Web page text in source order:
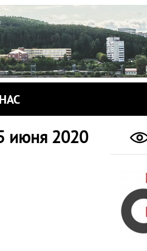
июня 2020